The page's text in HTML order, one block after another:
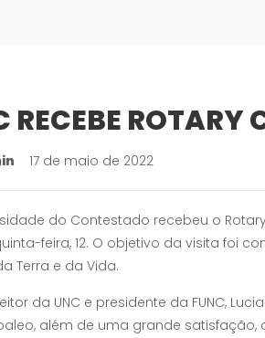
RECEBE ROTARY
17 de maio de 2022
do Contestado recebeu o
feira, 12. O objetivo da visita foi
Terra e da Vida.
da UNC e presidente da FUNC,
além de uma grande